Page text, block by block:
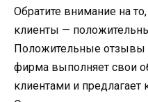
Обратите внимание на
клиенты —
Положительные отзывы
фирма выполняет свои
клиентами и предлагает